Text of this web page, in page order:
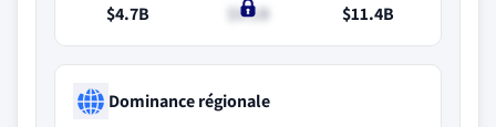
$4.7B
$5.1B
$11.4B
Dominance régionale